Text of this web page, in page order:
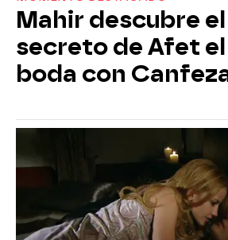
Mahir descubre
secreto de Afet el
boda con